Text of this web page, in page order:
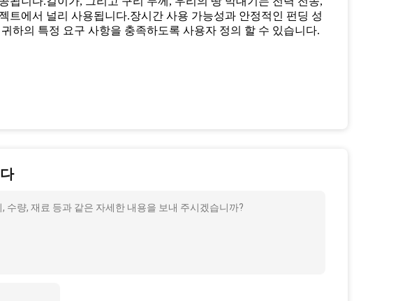
트에서 널리 사용됩니다.장시간 사용 가능성과 안정적인 펀딩 성
하의 특정 요구 사항을 충족하도록 사용자 정의 할 수 있습니다.
수량, 재료 등과 같은 자세한 내용을 보내 주시겠습니까?